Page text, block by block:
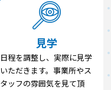
見学
日程を調整し、実際に見学
いただきます。事業所やス
タッフの雰囲気を見て頂